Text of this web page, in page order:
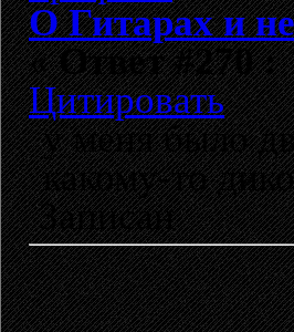
О Гитарах и
«Ответ #270 :
Цитировать
у меня было
какому-то
Записан